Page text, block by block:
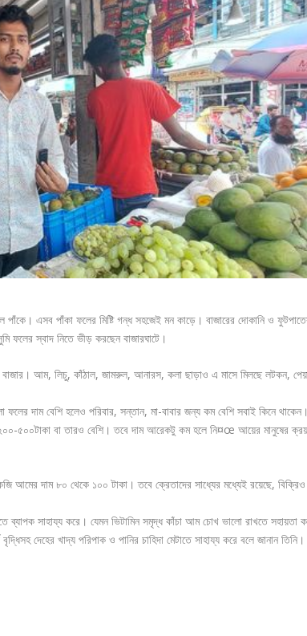
এসব পাঁকা ফলের মিষ্টি গন্ধ সহজেই মন কাড়ে। বাজারের দোকানি ও
ফলের স্বাদ নিতে ভীড় করছেন বাজারঘাটে।
আম, লিচু, কাঁঠাল, জামরুল, আনারস, কলা ছাড়াও এ মাসে মিলছে লটকন,
ফলের দাম বেশি হলেও পরিবার, সন্তান, মা-বাবার জন্য কম বেশি সবাই কিনে থাকেন।
৫০০টাকা বা তারও বেশি। তবে দাম আরেকটু কম হলে নি¤œ আয়ের মানুষের ক্রয়
আমের দাম ৮০ থেকে ১০০ টাকা। তবে ক্রেতাদের সাধ্যের মধ্যেই রয়েছে, বিক্রিও
ব্যাপক সাহায্য করে। যেমন ভিটামিন সমৃদ্ধ কাঁচা আম চোখ ভালো রাখতে সহায়তা
দেহের খাদ্য পরিপাক ও পানির চাহিদা মেটাতে সাহায্য করে বলে জানান তিনি।